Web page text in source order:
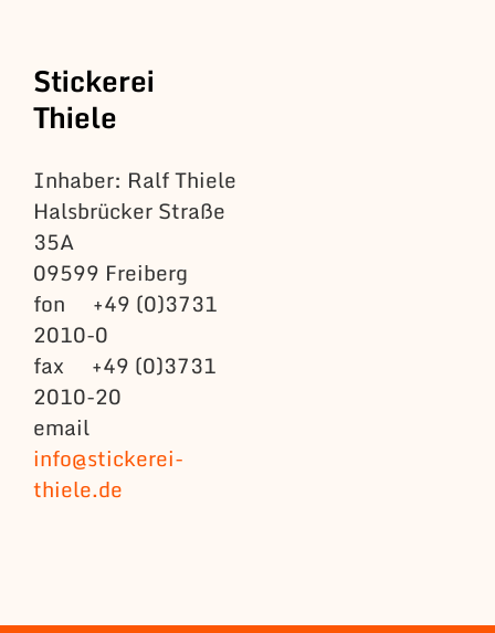
Stickerei
Thiele
Inhaber: Ralf Thiele
Halsbrücker Straße
35A
09599 Freiberg
fon +49 (0)3731
2010-0
fax +49 (0)3731
2010-20
email
info@stickerei-
thiele.de